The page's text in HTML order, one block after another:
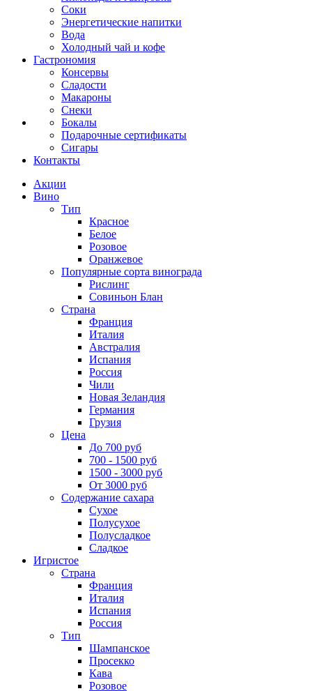
Соки
Энергетические напитки
Вода
Холодный чай и кофе
Гастрономия
Консервы
Сладости
Макароны
Снеки
Бокалы
Подарочные сертификаты
Сигары
Контакты
Акции
Вино
Тип
Красное
Белое
Розовое
Оранжевое
Популярные сорта винограда
Рислинг
Совиньон Блан
Страна
Франция
Италия
Австралия
Испания
Россия
Чили
Новая Зеландия
Германия
Грузия
Цена
До 700 руб
700 - 1500 руб
1500 - 3000 руб
От 3000 руб
Содержание сахара
Сухое
Полусухое
Полусладкое
Сладкое
Игристое
Страна
Франция
Италия
Испания
Россия
Тип
Шампанское
Просекко
Кава
Розовое